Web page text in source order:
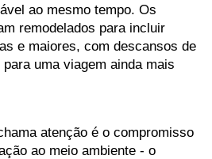
ao mesmo tempo. Os
remodelados para incluir
e maiores, com descansos de
uma viagem ainda mais
atenção é o compromisso
ao meio ambiente - o